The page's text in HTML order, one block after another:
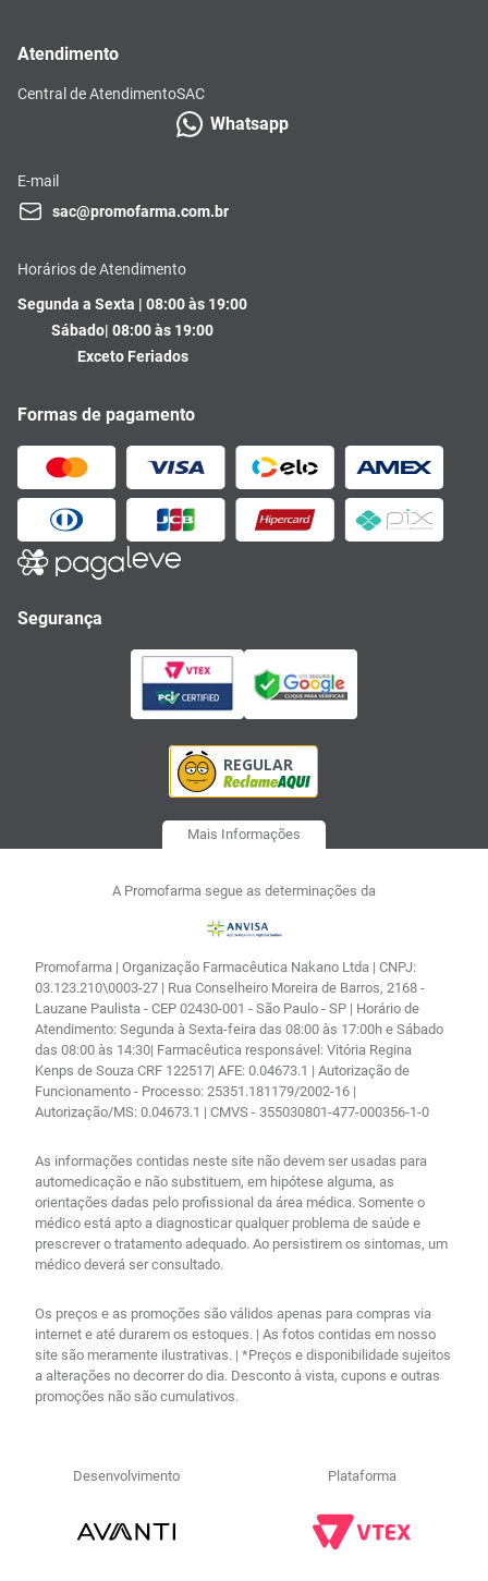
Atendimento
Central de AtendimentoSAC
Whatsapp
E-mail
sac@promofarma.com.br
Horários de Atendimento
Segunda a Sexta | 08:00 às 19:00
Sábado| 08:00 às 19:00
Exceto Feriados
Formas de pagamento
Segurança
Mais Informações
A Promofarma segue as determinações da
Promofarma | Organização Farmacêutica Nakano Ltda | CNPJ:
03.123.210\0003-27 | Rua Conselheiro Moreira de Barros, 2168 -
Lauzane Paulista - CEP 02430-001 - São Paulo - SP | Horário de
Atendimento: Segunda à Sexta-feira das 08:00 às 17:00h e Sábado
das 08:00 às 14:30| Farmacêutica responsável: Vitória Regina
Kenps de Souza CRF 122517| AFE: 0.04673.1 | Autorização de
Funcionamento - Processo: 25351.181179/2002-16 |
Autorização/MS: 0.04673.1 | CMVS - 355030801-477-000356-1-0
As informações contidas neste site não devem ser usadas para
automedicação e não substituem, em hipótese alguma, as
orientações dadas pelo profissional da área médica. Somente o
médico está apto a diagnosticar qualquer problema de saúde e
prescrever o tratamento adequado. Ao persistirem os sintomas, um
médico deverá ser consultado.
Os preços e as promoções são válidos apenas para compras via
internet e até durarem os estoques. | As fotos contidas em nosso
site são meramente ilustrativas. | *Preços e disponibilidade sujeitos
a alterações no decorrer do dia. Desconto à vista, cupons e outras
promoções não são cumulativos.
Desenvolvimento Plataforma